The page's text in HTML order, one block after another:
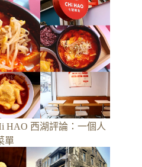
HAO 西湖評論：一個人
單